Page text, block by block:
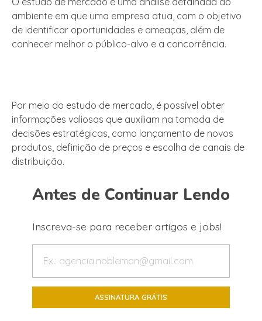
ambiente em que uma empresa atua, com o objetivo
de identificar oportunidades e ameaças, além de
conhecer melhor o público-alvo e a concorrência.
Por meio do estudo de mercado, é possível obter
informações valiosas que auxiliam na tomada de
decisões estratégicas, como lançamento de novos
produtos, definição de preços e escolha de canais de
distribuição.
Antes de Continuar Lendo
Inscreva-se para receber artigos e jobs!